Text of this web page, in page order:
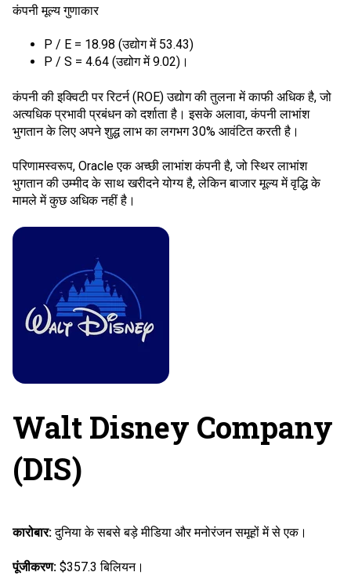
कंपनी मूल्य गुणाकार
P / E = 18.98 (उद्योग में 53.43)
P / S = 4.64 (उद्योग में 9.02)।
कंपनी की इक्विटी पर रिटर्न (ROE) उद्योग की तुलना में काफी अधिक है, जो
अत्यधिक प्रभावी प्रबंधन को दर्शाता है। इसके अलावा, कंपनी लाभांश
भुगतान के लिए अपने शुद्ध लाभ का लगभग 30% आवंटित करती है।
परिणामस्वरूप, Oracle एक अच्छी लाभांश कंपनी है, जो स्थिर लाभांश
भुगतान की उम्मीद के साथ खरीदने योग्य है, लेकिन बाजार मूल्य में वृद्धि के
मामले में कुछ अधिक नहीं है।
Walt Disney Company
(DIS)
कारोबार:दुनिया के सबसे बड़े मीडिया और मनोरंजन समूहों में से एक।
पूंजीकरण: $357.3 बिलियन।